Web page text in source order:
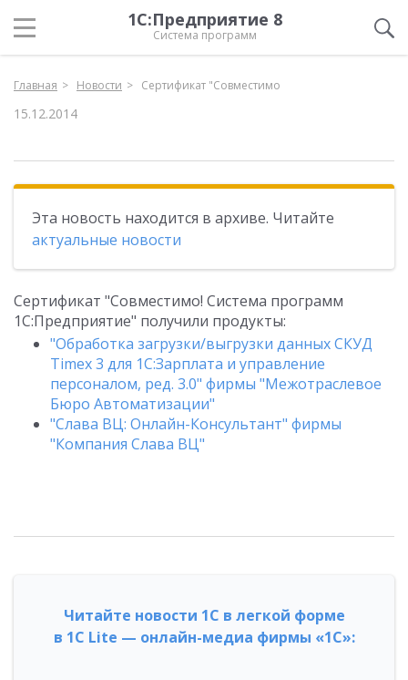
1С:Предприятие 8
Система программ
Главная Новости Сертификат "Совместимо
15.12.2014
Эта новость находится в архиве. Читайте
актуальные новости
Сертификат "Совместимо! Система программ
1С:Предприятие" получили продукты:
"Обработка загрузки/выгрузки данных СКУД
Timex 3 для 1С:Зарплата и управление
персоналом, ред. 3.0" фирмы "Межотраслевое
Бюро Автоматизации"
"Слава ВЦ: Онлайн-Консультант" фирмы
"Компания Слава ВЦ"
Читайте новости 1С в легкой форме
в 1С Lite — онлайн-медиа фирмы «1С»: